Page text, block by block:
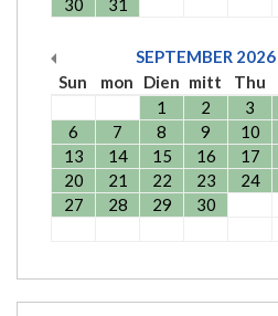
30
31
SEPTEMBER 2026
Sun
mon Dien mitt Thu
1
2 3
6
7 8 9 10
13
14 15 16 17
20
21 22 23 24
27
28 29 30